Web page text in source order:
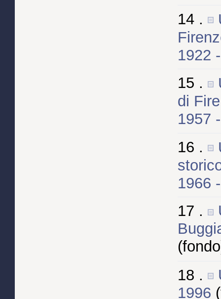
14 .
1922
15 .
di
1957
16 .
1966
17 .
18 .
1996